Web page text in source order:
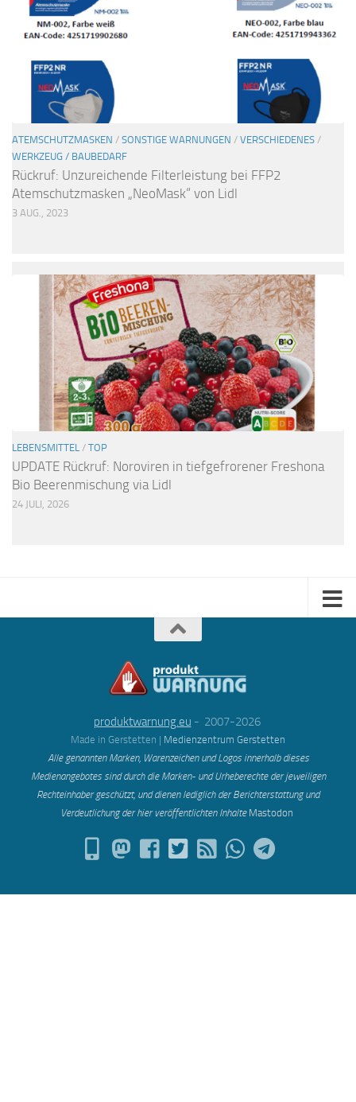
ATEMSCHUTZMASKEN / SONSTIGE WARNUNGEN / VERSCHIEDENES /
WERKZEUG / BAUBEDARF
Rückruf: Unzureichende Filterleistung bei FFP2
Atemschutzmasken „NeoMask“ von Lidl
3 AUG., 2023
LEBENSMITTEL / TOP
UPDATE Rückruf: Noroviren in tiefgefrorener Freshona
Bio Beerenmischung via Lidl
24 JULI, 2026
produktwarnung.eu - 2007-2026
Made in Gerstetten | Medienzentrum Gerstetten
Alle genannten Marken, Warenzeichen und Logos innerhalb dieses
Medienangebotes sind durch die Marken- und Urheberechte der jeweiligen
Rechteinhaber geschützt, und dienen lediglich der Berichterstattung und
Verdeutlichung der hier veröffentlichten Inhalte Mastodon